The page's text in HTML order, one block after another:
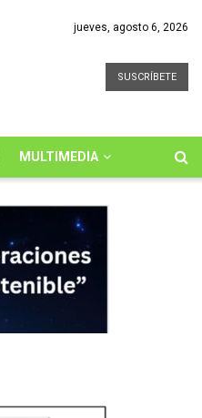
jueves, agosto 6, 2026
SUSCRÍBETE
MULTIMEDIA